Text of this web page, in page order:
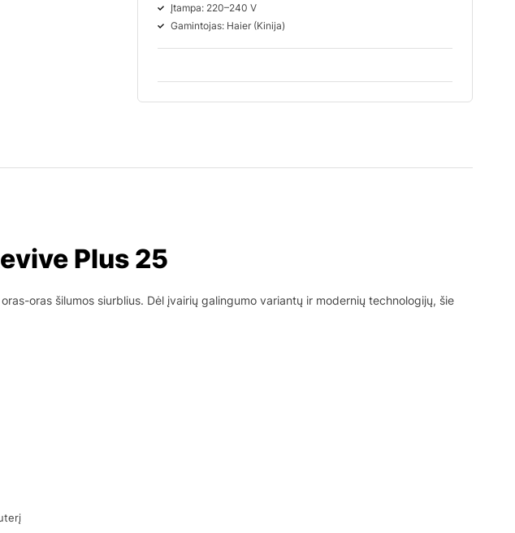
Įtampa: 220–240 V
Gamintojas: Haier (Kinija)
Plus 25
oras šilumos siurblius. Dėl įvairių galingumo variantų ir modernių technologijų, šie